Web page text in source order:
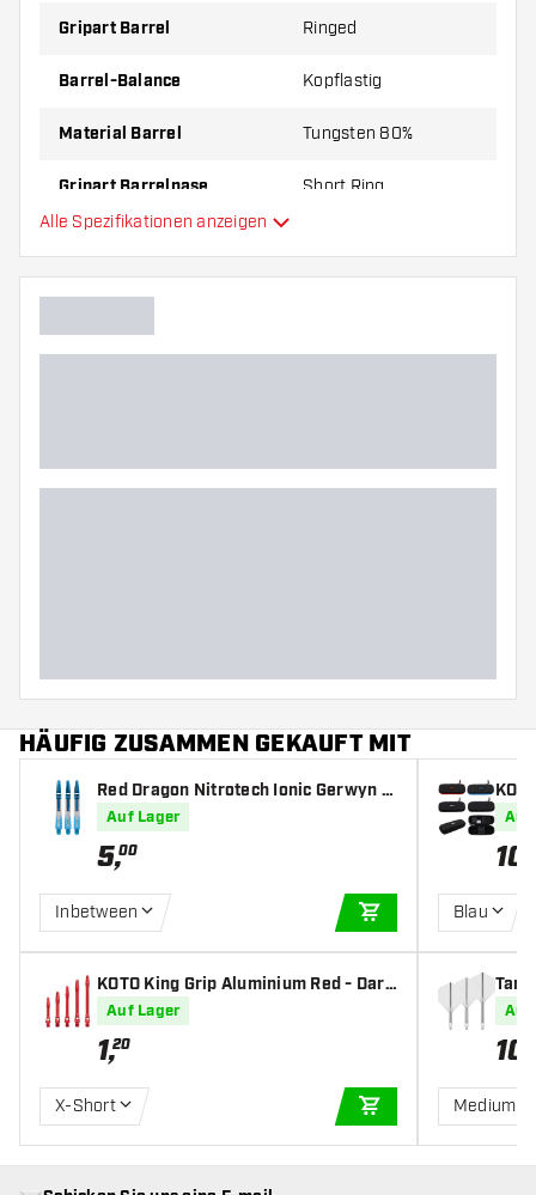
Gripart Barrel Ringed
Barrel-Balance Kopflastig
Material Barrel Tungsten 80%
Gripart Barrelnase Short Ring
Barrelfarbe
Alle Spezifikationen anzeigen
HÄUFIG ZUSAMMEN GEKAUFT MIT
Red Dragon Nitrotech Ionic Gerwyn P
rice Blue Dipped - Dart Shafts
Auf Lager
5,00
Inbetween
IN DEN
KOTO King Grip Aluminium Red - Dart
Shafts
Auf Lager
1,20
X-Short
IN DEN
Auf
10
Blau
Auf
10
Medium